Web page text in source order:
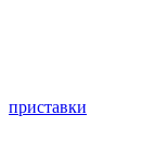
приставки